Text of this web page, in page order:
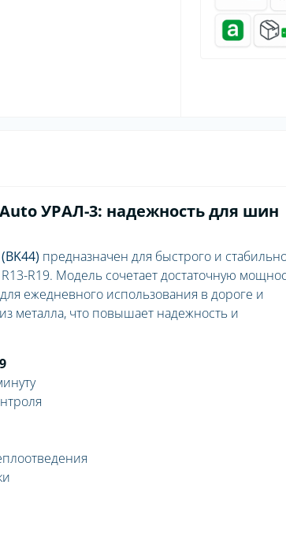
УРАЛ-3: надежность для шин
предназначен для быстрого и
R19. Модель сочетает достаточную
ежедневного использования в дороге и
металла, что повышает надежность и